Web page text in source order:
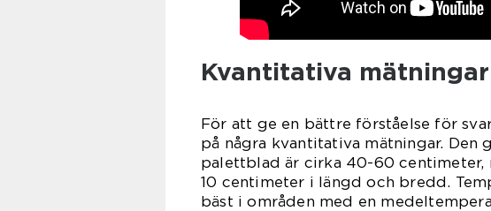
Kvantitativa
För att ge en bättre förståelse för
på några kvantitativa mätningar.
palettblad är cirka 40-60 centimeter,
10 centimeter i längd och bredd.
bäst i områden med en